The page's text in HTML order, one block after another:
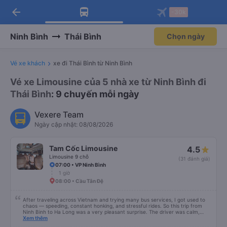
Tải app Vexere ngay!
Nhận ưu đãi thành viên độc
Mở app
Tải app Vexere
-30k/ghế khi đặt vé máy bay qua
Mở app
arrow_back
Ninh Bình Thái Bình Chọn ngày
Vé xe khách xe đi Thái Bình từ Ninh Bình
Vé xe Limousine của 5 nhà xe từ Ninh Bình đi
Thái Bình: 9 chuyến mỗi ngày
Vexere Team
Ngày cập nhật: 08/08/2026
Tam Cốc Limousine
Limousine 9 chỗ
4.5
(31 đánh giá)
07:00 • VP Ninh Bình
1 giờ
08:00 • Cầu Tân Đệ
After traveling across Vietnam and trying many bus services, I got used to
chaos — speeding, constant honking, and stressful rides. So this trip from
Ninh Binh to Ha Long was a very pleasant surprise. The driver was calm,
drove safely, didn’t speed, and avoided unnecessary honking. The ride felt
Xem thêm